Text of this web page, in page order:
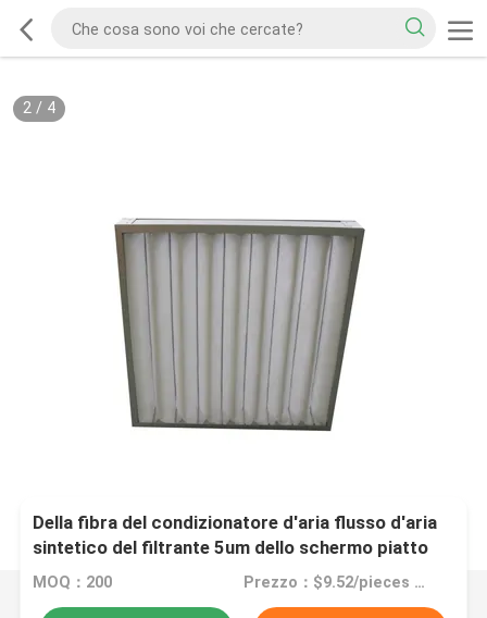
2/ 4
Della fibra del condizionatore d'aria flusso d'aria
sintetico del filtrante 5um dello schermo piatto
pre grande
MOQ：200 Prezzo：$9.52/pieces 1-49 pieces